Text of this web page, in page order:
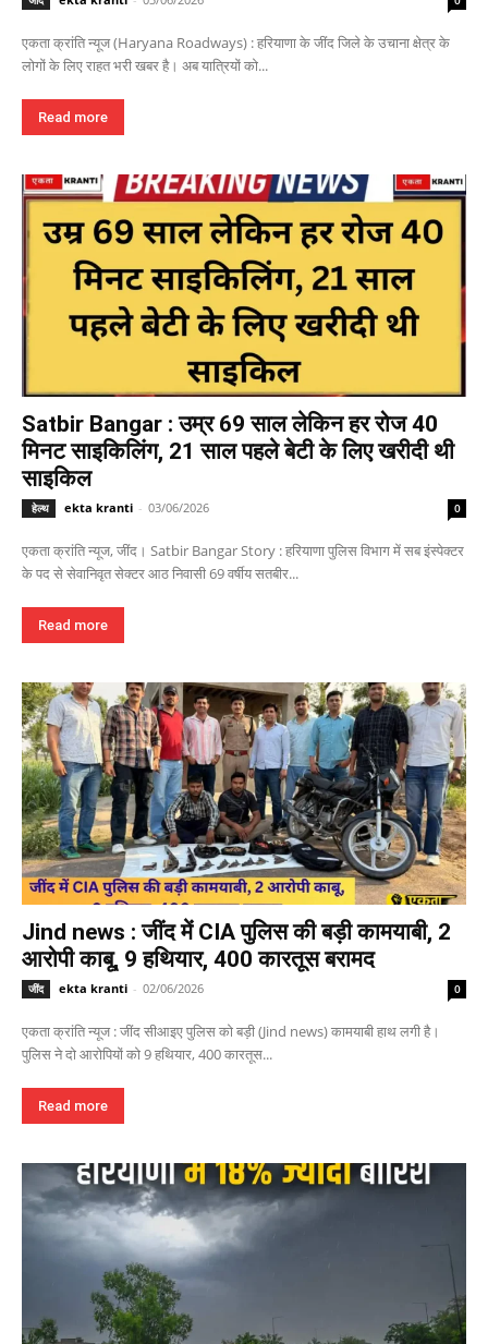
एकता क्रांति न्यूज (Haryana Roadways) : हरियाणा के जींद जिले के उचाना क्षेत्र के
लोगों के लिए राहत भरी खबर है। अब यात्रियों को...
Read more
Satbir Bangar : उम्र 69 साल लेकिन हर रोज 40
मिनट साइकिलिंग, 21 साल पहले बेटी के लिए खरीदी थी
साइकिल
हेल्थ ekta kranti - 03/06/2026 0
एकता क्रांति न्यूज, जींद। Satbir Bangar Story : हरियाणा पुलिस विभाग में सब इंस्पेक्टर
के पद से सेवानिवृत सेक्टर आठ निवासी 69 वर्षीय सतबीर...
Read more
Jind news : जींद में CIA पुलिस की बड़ी कामयाबी, 2
आरोपी काबू, 9 हथियार, 400 कारतूस बरामद
जींद ekta kranti - 02/06/2026 0
एकता क्रांति न्यूज : जींद सीआइए पुलिस को बड़ी (Jind news) कामयाबी हाथ लगी है।
पुलिस ने दो आरोपियों को 9 हथियार, 400 कारतूस...
Read more